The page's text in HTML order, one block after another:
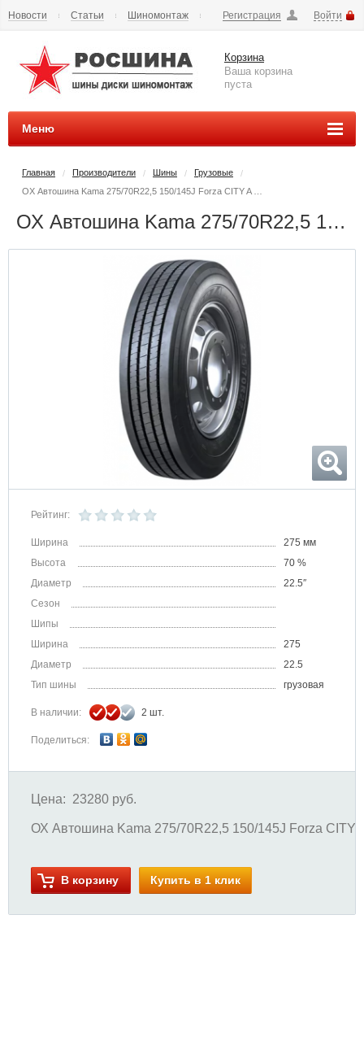
Регистрация Войти
Новости Статьи
Шиномонтаж
Вопросы и ответы
Контакты Наши реквизиты
Корзина
Ваша корзина
пуста
Меню
Главная / Производители / Шины / Грузовые
/
ОХ Автошина Kama 275/70R22,5 150/145J Forza CITY A TL M+S (грузовая) - РОСШИНА.РФ шины и диски во Владимире купить
Рейтинг:
Ширина
275 мм
Высота
70 %
Диаметр
22.5″
Сезон
Шипы
Ширина
275
Диаметр
22.5
Тип шины
грузовая
В наличии: 2 шт.
Поделиться:
Цена: 23280 руб.
ОХ Автошина Kama 275/70R22,5 150/145J Forza CITY
В корзину Купить в 1 клик